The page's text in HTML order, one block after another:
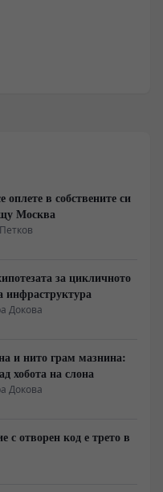
в собствените си
Москва
за цикличното
инфраструктура
Докова
и нито грам мазнина:
хобота на слона
Докова
отворен код е трето в